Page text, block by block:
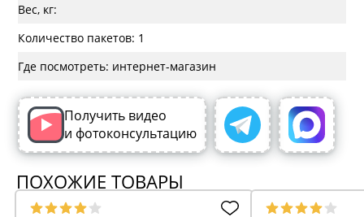
Вес, кг:
Количество пакетов: 1
Где посмотреть: интернет-магазин
Получить видео
и фотоконсультацию
ПОХОЖИЕ ТОВАРЫ